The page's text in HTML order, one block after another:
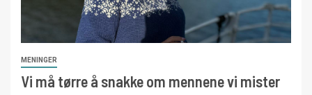
MENINGER
Vi må tørre å snakke om mennene vi mister